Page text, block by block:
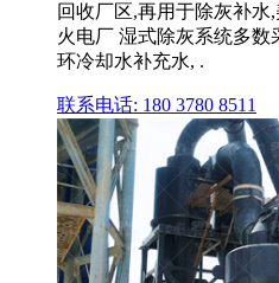
回收厂区,再用于除灰补
火电厂 湿式除灰系统多
环冷却水补充水, .
联系电话: 180 3780 8511